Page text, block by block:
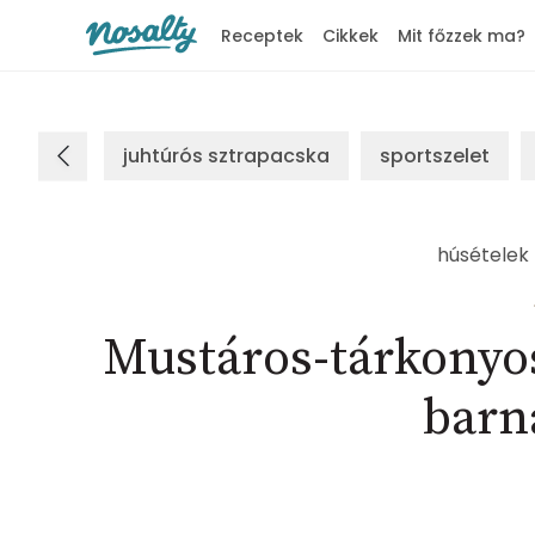
Receptek Cikkek Mit főzzek ma?
juhtúrós sztrapacska sportszelet
húsételek
Mustáros-